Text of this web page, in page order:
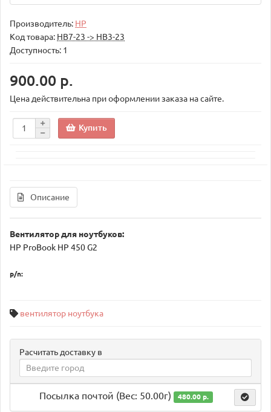
Производитель: HP
Код товара: НВ7-23 -> НВ3-23
Доступность: 1
900.00 р.
Цена действительна при оформлении заказа на сайте.
Купить
Описание
Вентилятор для ноутбуков:
HP ProBook HP 450 G2
p/n:
вентилятор ноутбука
Расчитать доставку в
Посылка почтой (Вес: 50.00г) 480.00 р.